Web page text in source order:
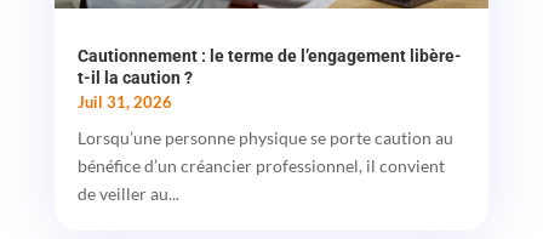
Cautionnement : le terme de l’engagement libère-
t-il la caution ?
Juil 31, 2026
Lorsqu’une personne physique se porte caution au
bénéfice d’un créancier professionnel, il convient
de veiller au...